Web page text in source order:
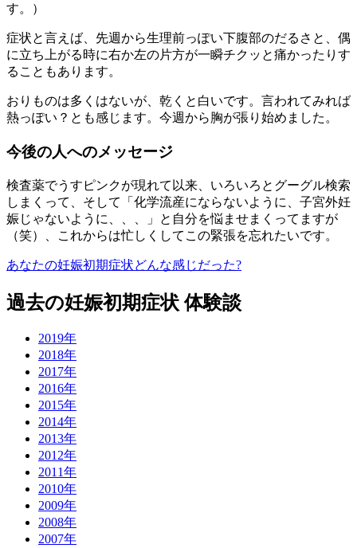
す。）
症状と言えば、先週から生理前っぽい下腹部のだるさと、偶
に立ち上がる時に右か左の片方が一瞬チクッと痛かったりす
ることもあります。
おりものは多くはないが、乾くと白いです。言われてみれば
熱っぽい？とも感じます。今週から胸が張り始めました。
今後の人へのメッセージ
検査薬でうすピンクが現れて以来、いろいろとグーグル検索
しまくって、そして「化学流産にならないように、子宮外妊
娠じゃないように、、、」と自分を悩ませまくってますが
（笑）、これからは忙しくしてこの緊張を忘れたいです。
あなたの妊娠初期症状どんな感じだった?
過去の妊娠初期症状 体験談
2019年
2018年
2017年
2016年
2015年
2014年
2013年
2012年
2011年
2010年
2009年
2008年
2007年